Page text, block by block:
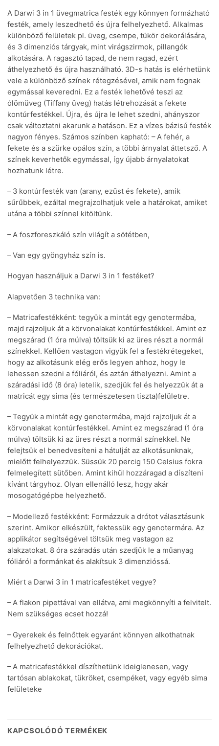
A Darwi 3 in 1 üvegmatrica festék egy könnyen formázható
festék, amely leszedhető és újra felhelyezhető. Alkalmas
különböző felületek pl. üveg, csempe, tükör dekorálására,
és 3 dimenziós tárgyak, mint virágszirmok, pillangók
alkotására. A ragasztó tapad, de nem ragad, ezért
áthelyezhető és újra használható. 3D-s hatás is elérhetünk
vele a különböző színek rétegzésével, amik nem fognak
egymással keveredni. Ez a festék lehetővé teszi az
ólömüveg (Tiffany üveg) hatás létrehozását a fekete
kontúrfestékkel. Újra, és újra le lehet szedni, ahányszor
csak változtatni akarunk a hatáson. Ez a vízes bázisú festék
nagyon fényes. Számos színben kapható: – A fehér, a
fekete és a szürke opálos szín, a többi árnyalat áttetsző. A
színek keverhetők egymással, így újabb árnyalatokat
hozhatunk létre.
– 3 kontúrfesték van (arany, ezüst és fekete), amik
sűrűbbek, ezáltal megrajzolhatjuk vele a határokat, amiket
utána a többi színnel kitöltünk.
– A foszforeszkáló szín világít a sötétben,
– Van egy gyöngyház szín is.
Hogyan használjuk a Darwi 3 in 1 festéket?
Alapvetően 3 technika van:
– Matricafestékként: tegyük a mintát egy genotermába,
majd rajzoljuk át a körvonalakat kontúrfestékkel. Amint ez
megszárad (1 óra múlva) töltsük ki az üres részt a normál
színekkel. Kellően vastagon vigyük fel a festékrétegeket,
hogy az alkotásunk elég erős legyen ahhoz, hogy le
lehessen szedni a fóliáról, és aztán áthelyezni. Amint a
száradási idő (8 óra) letelik, szedjük fel és helyezzük át a
matricát egy sima (és természetesen tiszta)felületre.
– Tegyük a mintát egy genotermába, majd rajzoljuk át a
körvonalakat kontúrfestékkel. Amint ez megszárad (1 óra
múlva) töltsük ki az üres részt a normál színekkel. Ne
felejtsük el benedvesíteni a hátulját az alkotásunknak,
mielőtt felhelyezzük. Süssük 20 percig 150 Celsius fokra
felmelegített sütőben. Amint kihűl hozzáragad a díszíteni
kívánt tárgyhoz. Olyan ellenálló lesz, hogy akár
mosogatógépbe helyezhető.
– Modellező festékként: Formázzuk a drótot választásunk
szerint. Amikor elkészült, fektessük egy genotermára. Az
applikátor segítségével töltsük meg vastagon az
alakzatokat. 8 óra száradás után szedjük le a műanyag
fóliáról a formánkat és alakítsuk 3 dimenzióssá.
Miért a Darwi 3 in 1 matricafestéket vegye?
– A flakon pipettával van ellátva, ami megkönnyíti a felvitelt.
Nem szükséges ecset hozzá!
– Gyerekek és felnőttek egyaránt könnyen alkothatnak
felhelyezhető dekorációkat.
– A matricafestékkel díszíthetünk ideiglenesen, vagy
tartósan ablakokat, tükröket, csempéket, vagy egyéb sima
felületeke
KAPCSOLÓDÓ TERMÉKEK